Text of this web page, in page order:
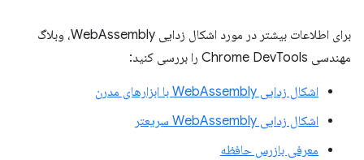
برای اطلاعات بیشتر در مورد اشکال زدایی WebAssembly، وبلاگ
مهندسی Chrome DevTools را بررسی کنید:
اشکال زدایی WebAssembly با ابزارهای مدرن
اشکال زدایی WebAssembly سریعتر
معرفی بازرس حافظه